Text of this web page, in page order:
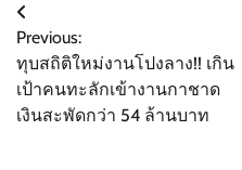
แนะแนว
เรื่อง
Previous:
ทุบสถิติใหม่งานโปงลาง!! เกิน
เป้าคนทะลักเข้างานกาชาด
เงินสะพัดกว่า 54 ล้านบาท